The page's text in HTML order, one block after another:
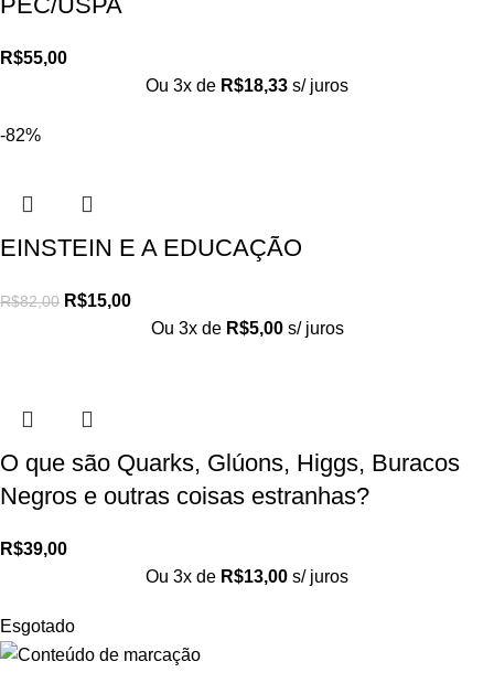
R$55,00
Ou 3x de R$18,33 s/ juros
-82%
EINSTEIN E A EDUCAÇÃO
R$82,00 R$15,00
Ou 3x de R$5,00 s/ juros
O que são Quarks, Glúons, Higgs, Buracos
Negros e outras coisas estranhas?
R$39,00
Ou 3x de R$13,00 s/ juros
Esgotado